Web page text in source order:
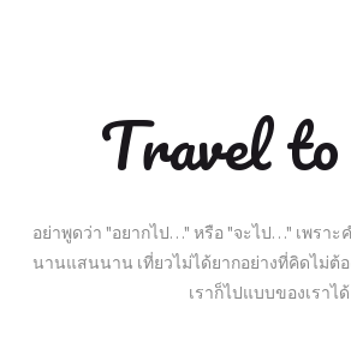
Travel to
อย่าพูดว่า "อยากไป…" หรือ "จะไป…" เพรา
นานแสนนาน เที่ยวไม่ได้ยากอย่างที่คิดไม่ต้
เราก็ไปแบบของเราได้